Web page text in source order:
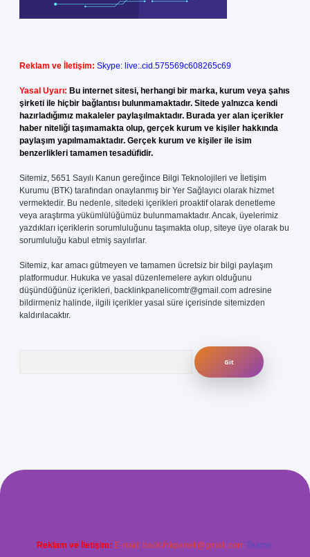
Reklam ve İletişim: Skype: live:.cid.575569c608265c69
Yasal Uyarı: Bu internet sitesi, herhangi bir marka, kurum veya şahıs
şirketi ile hiçbir bağlantısı bulunmamaktadır. Sitede yalnızca kendi
hazırladığımız makaleler paylaşılmaktadır. Burada yer alan içerikler
haber niteliği taşımamakta olup, gerçek kurum ve kişiler hakkında
paylaşım yapılmamaktadır. Gerçek kurum ve kişiler ile isim
benzerlikleri tamamen tesadüfidir.
Sitemiz, 5651 Sayılı Kanun gereğince Bilgi Teknolojileri ve İletişim
Kurumu (BTK) tarafından onaylanmış bir Yer Sağlayıcı olarak hizmet
vermektedir. Bu nedenle, sitedeki içerikleri proaktif olarak denetleme
veya araştırma yükümlülüğümüz bulunmamaktadır. Ancak, üyelerimiz
yazdıkları içeriklerin sorumluluğunu taşımakta olup, siteye üye olarak bu
sorumluluğu kabul etmiş sayılırlar.
Sitemiz, kar amacı gütmeyen ve tamamen ücretsiz bir bilgi paylaşım
platformudur. Hukuka ve yasal düzenlemelere aykırı olduğunu
düşündüğünüz içerikleri, backlinkpanelicomtr@gmail.com adresine
bildirmeniz halinde, ilgili içerikler yasal süre içerisinde sitemizden
kaldırılacaktır.
Reklam ve İletişim: E-mail: backlinkpaneli@gmail.com Teams: